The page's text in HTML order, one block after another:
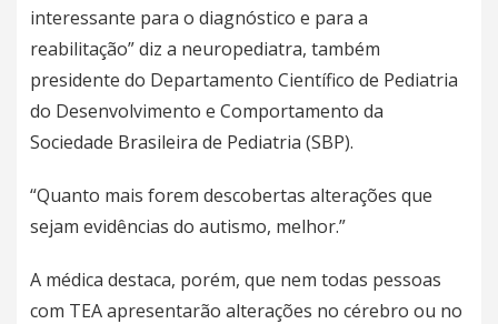
interessante para o diagnóstico e para a
reabilitação” diz a neuropediatra, também
presidente do Departamento Científico de Pediatria
do Desenvolvimento e Comportamento da
Sociedade Brasileira de Pediatria (SBP).
“Quanto mais forem descobertas alterações que
sejam evidências do autismo, melhor.”
A médica destaca, porém, que nem todas pessoas
com TEA apresentarão alterações no cérebro ou no